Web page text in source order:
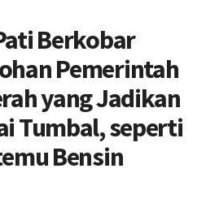
Berkobar
Pemerintah
yang Jadikan
Tumbal, seperti
Bensin